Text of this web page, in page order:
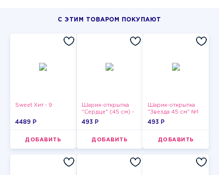
С ЭТИМ ТОВАРОМ ПОКУПАЮТ
Sweet Хит - 9
4489 P
ДОБАВИТЬ
Шарик-открытка
"Сердце" (45 см) -
2
493 P
ДОБАВИТЬ
Шарик-открытка
"Звезда 45 см" №1
493 P
ДОБАВИТЬ